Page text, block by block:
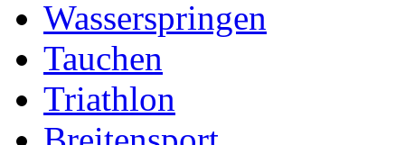
Wasserspringen
Tauchen
Triathlon